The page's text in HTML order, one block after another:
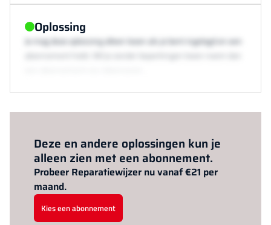
Oplossing
Je mag deze oplossing alleen lezen als je bent ingelogd en een
Deze en andere oplossingen kun je
alleen zien met een abonnement.
Probeer Reparatiewijzer nu vanaf €21 per
maand.
Kies een abonnement